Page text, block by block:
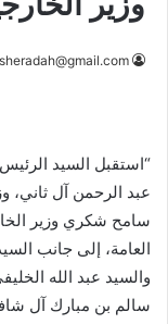
“استقبل السيد
عبد الرحمن آل ثاني،
سامح شكري وزير
العامة، إلى جانب
والسيد عبد الله
سالم بن مبارك آل